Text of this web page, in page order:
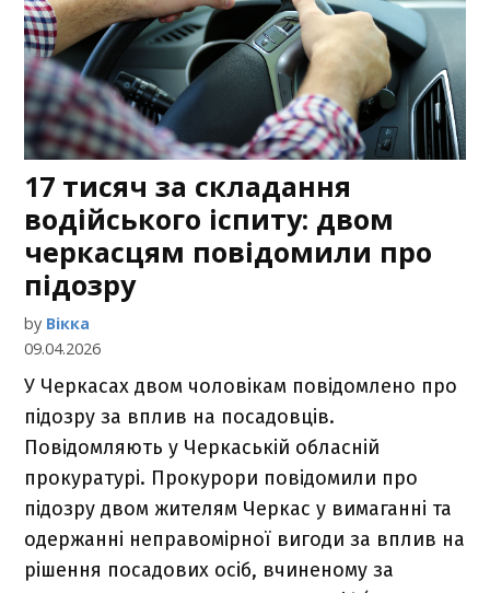
17 тисяч за складання
водійського іспиту: двом
черкасцям повідомили про
підозру
by Вікка
09.04.2026
У Черкасах двом чоловікам повідомлено про
підозру за вплив на посадовців.
Повідомляють у Черкаській обласній
прокуратурі. Прокурори повідомили про
підозру двом жителям Черкас у вимаганні та
одержанні неправомірної вигоди за вплив на
рішення посадових осіб, вчиненому за